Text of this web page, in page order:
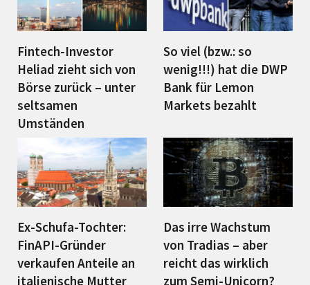
Fintech-Investor
Heliad zieht sich von
Börse zurück – unter
seltsamen
Umständen
So viel (bzw.: so
wenig!!!) hat die DWP
Bank für Lemon
Markets bezahlt
Ex-Schufa-Tochter:
FinAPI-Gründer
verkaufen Anteile an
italienische Mutter
Das irre Wachstum
von Tradias – aber
reicht das wirklich
zum Semi-Unicorn?